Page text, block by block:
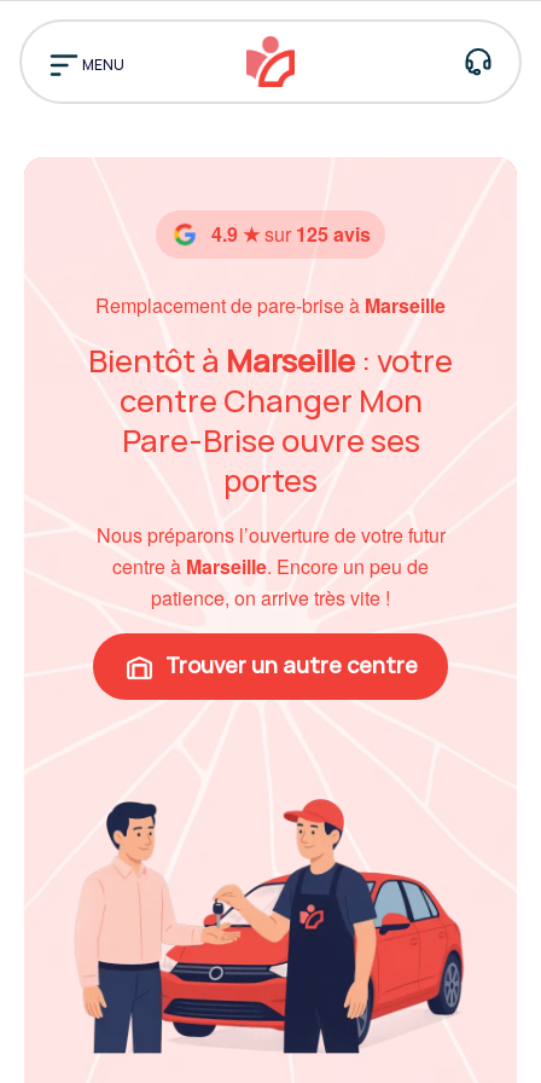
Pourquoi
nous
choisir ?
MENU
4.9 ★sur 125 avis
Remplacement de pare-brise à Marseille
Bientôt à Marseille : votre
centre Changer Mon
Pare-Brise ouvre ses
portes
Nous préparons l’ouverture de votre futur
centre à Marseille. Encore un peu de
patience, on arrive très vite !
Trouver un autre centre